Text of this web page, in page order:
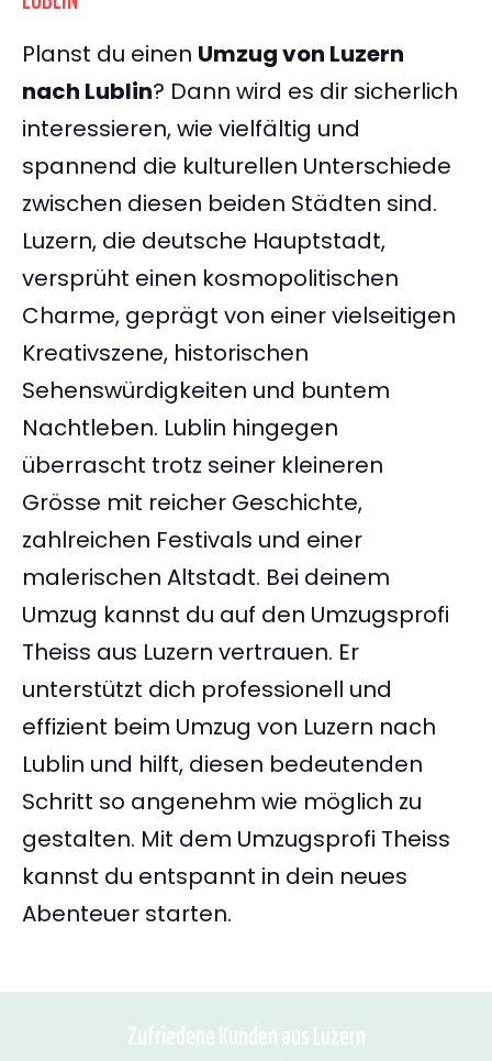
Planst du einen Umzug von Luzern
nach Lublin? Dann wird es dir sicherlich
interessieren, wie vielfältig und
spannend die kulturellen Unterschiede
zwischen diesen beiden Städten sind.
Luzern, die deutsche Hauptstadt,
versprüht einen kosmopolitischen
Charme, geprägt von einer vielseitigen
Kreativszene, historischen
Sehenswürdigkeiten und buntem
Nachtleben. Lublin hingegen
überrascht trotz seiner kleineren
Grösse mit reicher Geschichte,
zahlreichen Festivals und einer
malerischen Altstadt. Bei deinem
Umzug kannst du auf den Umzugsprofi
Theiss aus Luzern vertrauen. Er
unterstützt dich professionell und
effizient beim Umzug von Luzern nach
Lublin und hilft, diesen bedeutenden
Schritt so angenehm wie möglich zu
gestalten. Mit dem Umzugsprofi Theiss
kannst du entspannt in dein neues
Abenteuer starten.
Zufriedene Kunden aus Luzern